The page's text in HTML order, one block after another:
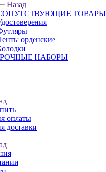
Назад
ТОВАРЫ
орденские
НАБОРЫ
оплаты
доставки